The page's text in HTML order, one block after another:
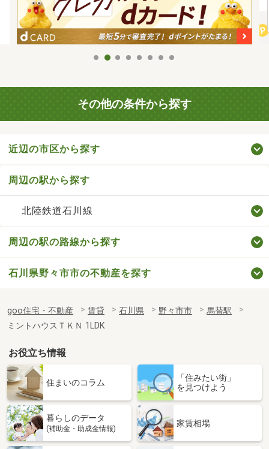
その他の条件から探す
近辺の市区から探す
周辺の駅から探す
北陸鉄道石川線
周辺の駅の路線から探す
石川県野々市市の不動産を探す
goo住宅・不動産 賃貸 石川県 野々市市
馬替駅
ミントハウスＴＫＮ 1LDK
お役立ち情報
住まいのコラム
「住みたい街」
を見つけよう
暮らしのデータ
(補助金・助成金情報)
家賃相場